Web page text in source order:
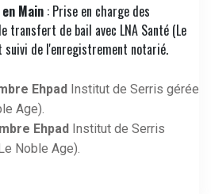
Main : Prise en charge des
transfert de bail avec LNA Santé (Le
suivi de l'enregistrement notarié.
Ehpad Institut de Serris gérée
Age).
Ehpad Institut de Serris
Noble Age).